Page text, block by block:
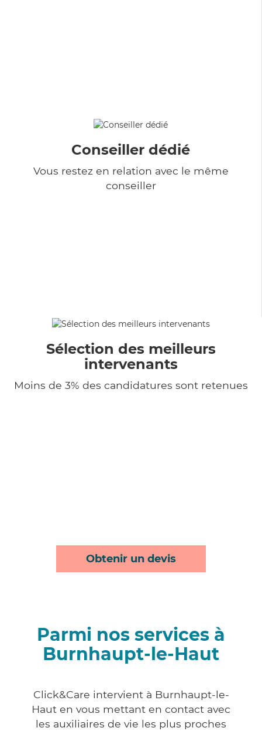
Conseiller dédié
Vous restez en relation avec le même
conseiller
Sélection des meilleurs
intervenants
Moins de 3% des candidatures sont retenues
Obtenir un devis
Parmi nos services à
Burnhaupt-le-Haut
Click&Care intervient à Burnhaupt-le-
Haut en vous mettant en contact avec
les auxiliaires de vie les plus proches